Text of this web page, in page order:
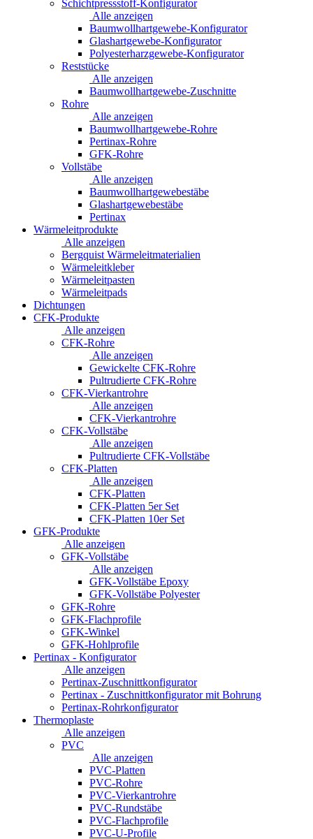
Schichtpressstoff-Konfigurator
Alle anzeigen
Baumwollhartgewebe-Konfigurator
Glashartgewebe-Konfigurator
Polyesterharzgewebe-Konfigurator
Reststücke
Alle anzeigen
Baumwollhartgewebe-Zuschnitte
Rohre
Alle anzeigen
Baumwollhartgewebe-Rohre
Pertinax-Rohre
GFK-Rohre
Vollstäbe
Alle anzeigen
Baumwollhartgewebestäbe
Glashartgewebestäbe
Pertinax
Wärmeleitprodukte
Alle anzeigen
Bergquist Wärmeleitmaterialien
Wärmeleitkleber
Wärmeleitpasten
Wärmeleitpads
Dichtungen
CFK-Produkte
Alle anzeigen
CFK-Rohre
Alle anzeigen
Gewickelte CFK-Rohre
Pultrudierte CFK-Rohre
CFK-Vierkantrohre
Alle anzeigen
CFK-Vierkantrohre
CFK-Vollstäbe
Alle anzeigen
Pultrudierte CFK-Vollstäbe
CFK-Platten
Alle anzeigen
CFK-Platten
CFK-Platten 5er Set
CFK-Platten 10er Set
GFK-Produkte
Alle anzeigen
GFK-Vollstäbe
Alle anzeigen
GFK-Vollstäbe Epoxy
GFK-Vollstäbe Polyester
GFK-Rohre
GFK-Flachprofile
GFK-Winkel
GFK-Hohlprofile
Pertinax - Konfigurator
Alle anzeigen
Pertinax-Zuschnittkonfigurator
Pertinax - Zuschnittkonfigurator mit Bohrung
Pertinax-Rohrkonfigurator
Thermoplaste
Alle anzeigen
PVC
Alle anzeigen
PVC-Platten
PVC-Rohre
PVC-Vierkantrohre
PVC-Rundstäbe
PVC-Flachprofile
PVC-U-Profile